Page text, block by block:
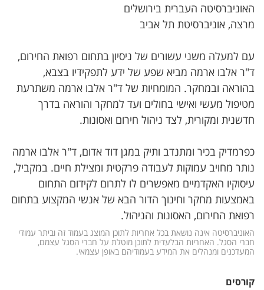
האוניברסיטה העברית בירושלים
מרצה, אוניברסיטת תל אביב
עם למעלה משני עשורים של ניסיון בתחום רפואת החירום,
ד"ר אלבו ארמה מביא שפע של ידע לתפקידיו בצבא,
בהוראה ובמחקר. המומחיות של ד"ר אלבו ארמה משתרעת
מטיפול מעשי ואישי בחולים ועד למחקר והוראה בדרך
חדשנית ומקורית, לצד ניהול חירום ואסונות.
כפרמדיק בכיר ומתנדב ותיק במגן דוד אדום, ד"ר אלבו ארמה
נותר מחויב עמוקות לעבודה פרקטית ומצילת חיים. במקביל,
עיסוקיו האקדמיים מאפשרים לו לתרום לקידום התחום
באמצעות מחקר וחינוך הדור הבא של אנשי המקצוע בתחום
רפואת החירום, האסונות והניהול.
האוניברסיטה אינה נושאת בכל אחריות לתוכן המוצג בעמוד זה וביתר עמודי
חברי הסגל. האחריות הבלעדית לתוכן מוטלת על חברי הסגל עצמם,
המעדכנים ומנהלים את המידע בעמודיהם באופן עצמאי.
קורסים